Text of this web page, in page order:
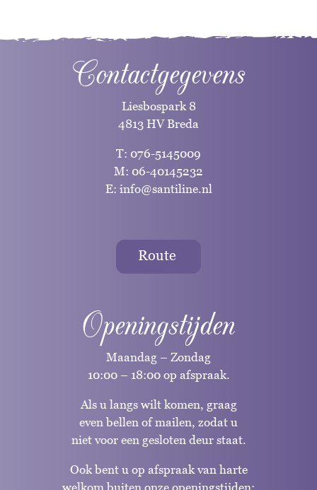
Contactgegevens
Liesbospark 8
4813 HV Breda
T: 076-5145009
M: 06-40145232
E: info@santiline.nl
Route
Openingstijden
Maandag – Zondag
10:00 – 18:00 op afspraak.
Als u langs wilt komen, graag
even bellen of mailen, zodat u
niet voor een gesloten deur staat.
Ook bent u op afspraak van harte